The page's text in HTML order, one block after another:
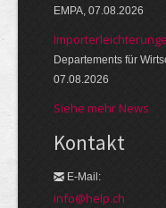
EMPA, 07.08.2026
Departements für
07.08.2026
Siehe mehr News
Kontakt
E-Mail:
info@help.ch